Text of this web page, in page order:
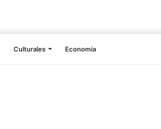
Culturales Economía